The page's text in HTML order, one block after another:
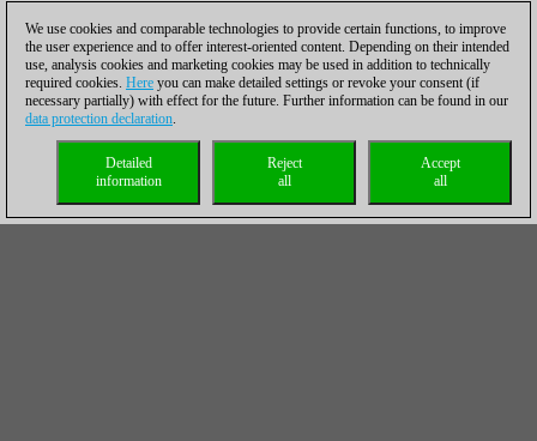
We use cookies and comparable technologies to provide certain functions, to improve
the user experience and to offer interest-oriented content. Depending on their intended
use, analysis cookies and marketing cookies may be used in addition to technically
required cookies. Here you can make detailed settings or revoke your consent (if
necessary partially) with effect for the future. Further information can be found in our
data protection declaration.
Accept
all
Reject
all
Detailed
information